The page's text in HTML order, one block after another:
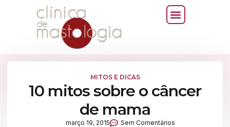
MITOS E DICAS
10 mitos sobre o câncer
de mama
março 19, 2015 Sem Comentários